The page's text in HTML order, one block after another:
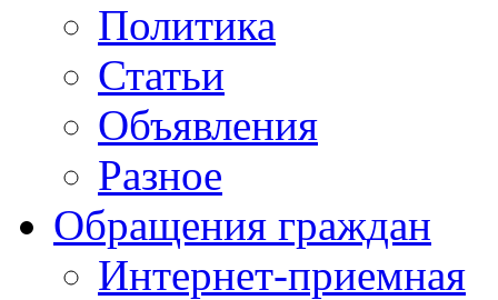
Политика
Статьи
Объявления
Разное
Обращения граждан
Интернет-приемная